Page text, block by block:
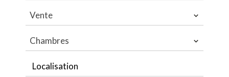
Vente
Chambres
Localisation